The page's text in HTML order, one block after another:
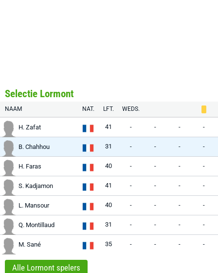
Selectie Lormont
NAAM NAT. LFT. WEDS.
H. Zafat 41 - - - -
B. Chahhou 31 - - - -
H. Faras 40 - - - -
S. Kadjamon 41 - - - -
L. Mansour 40 - - - -
Q. Montillaud 31 - - - -
M. Sané 35 - - - -
Alle Lormont spelers